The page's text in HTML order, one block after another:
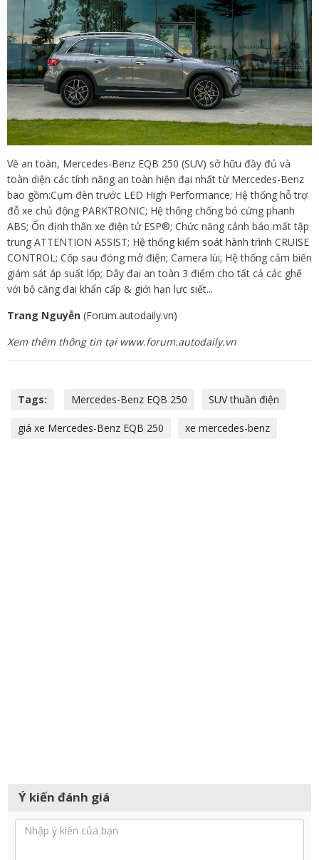
Về an toàn, Mercedes-Benz EQB 250 (SUV) sở hữu đầy đủ và
toàn diện các tính năng an toàn hiện đại nhất từ Mercedes-Benz
bao gồm:Cụm đèn trước LED High Performance; Hệ thống hỗ trợ
đỗ xe chủ động PARKTRONIC; Hệ thống chống bó cứng phanh
ABS; Ổn định thân xe điện tử ESP®; Chức năng cảnh báo mất tập
trung ATTENTION ASSIST; Hệ thống kiểm soát hành trình CRUISE
CONTROL; Cốp sau đóng mở điện; Camera lùi; Hệ thống cảm biến
giám sát áp suất lốp; Dây đai an toàn 3 điểm cho tất cả các ghế
với bộ căng đai khẩn cấp & giới hạn lực siết...
Trang Nguyễn (Forum.autodaily.vn)
Xem thêm thông tin tại www.forum.autodaily.vn
Tags: Mercedes-Benz EQB 250 SUV thuần điện
giá xe Mercedes-Benz EQB 250 xe mercedes-benz
Ý kiến đánh giá